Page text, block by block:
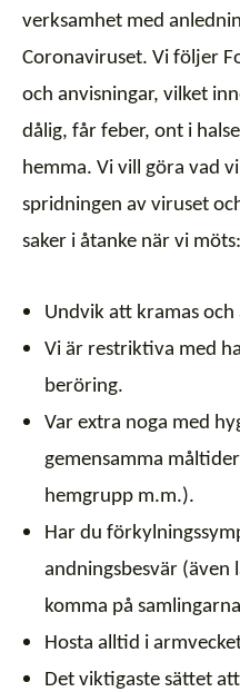
verksamhet med
Coronaviruset. Vi följer
och anvisningar, vilket
dålig, får feber, ont i
hemma. Vi vill göra vad
spridningen av viruset
saker i åtanke när vi möts:
Undvik att kramas
Vi är restriktiva med
beröring.
Var extra noga med
gemensamma
hemgrupp m.m.).
Har du
andningsbesvär (även
komma på
Hosta alltid i
Det viktigaste sättet